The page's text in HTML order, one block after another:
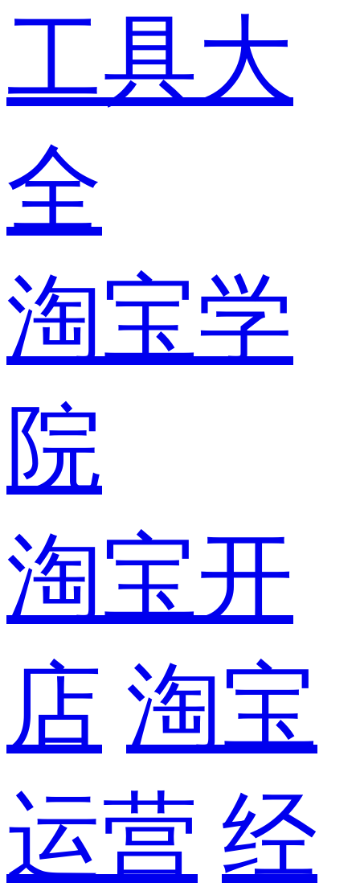
工具大
全
淘宝学
院
淘宝开
店 淘宝
运营 经